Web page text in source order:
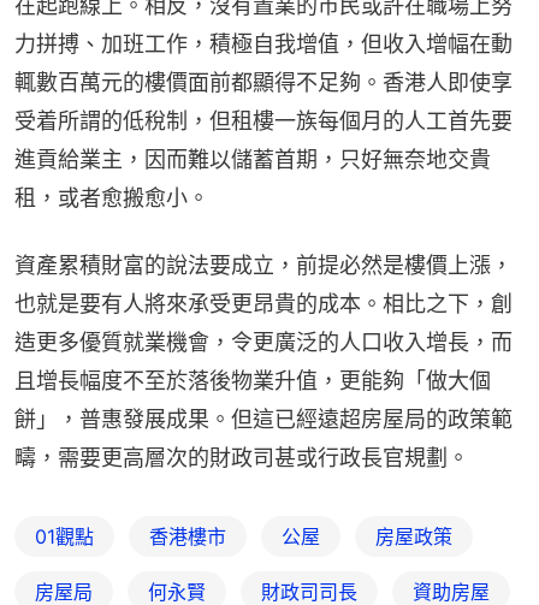
在起跑線上。相反，沒有置業的市民或許在職場上努
力拼搏、加班工作，積極自我增值，但收入增幅在動
輒數百萬元的樓價面前都顯得不足夠。香港人即使享
受着所謂的低稅制，但租樓一族每個月的人工首先要
進貢給業主，因而難以儲蓄首期，只好無奈地交貴
租，或者愈搬愈小。
資產累積財富的說法要成立，前提必然是樓價上漲，
也就是要有人將來承受更昂貴的成本。相比之下，創
造更多優質就業機會，令更廣泛的人口收入增長，而
且增長幅度不至於落後物業升值，更能夠「做大個
餅」，普惠發展成果。但這已經遠超房屋局的政策範
疇，需要更高層次的財政司甚或行政長官規劃。
01觀點 香港樓市 公屋 房屋政策
房屋局 何永賢 財政司司長 資助房屋